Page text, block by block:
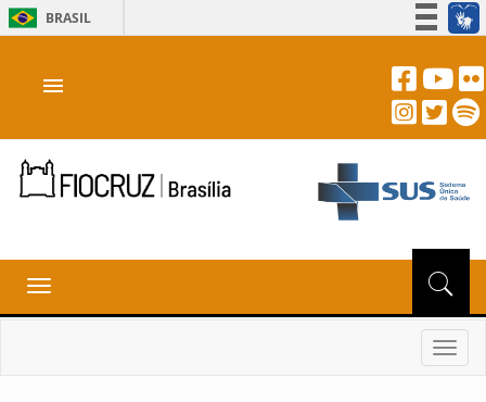
BRASIL
Acesso à informação
Canais
menu
Toggle
navigation